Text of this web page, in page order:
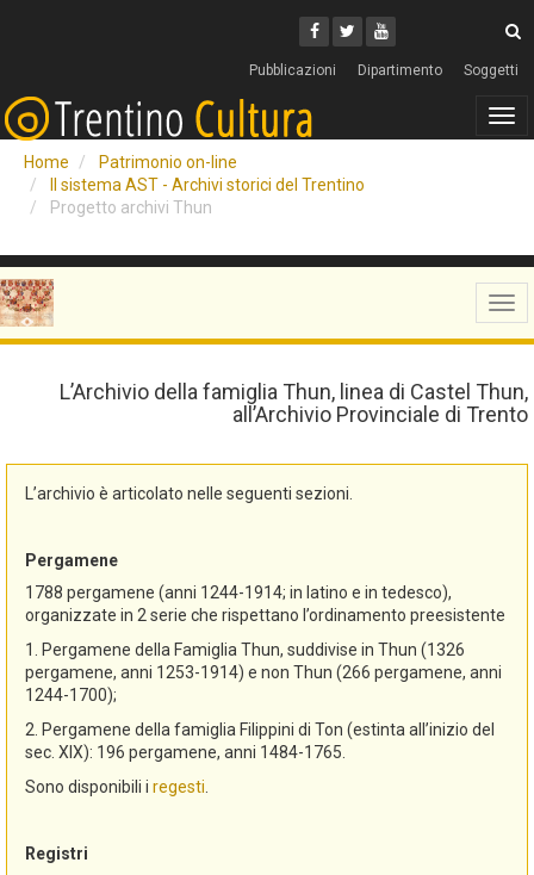
Facebook
Twitter
Youtube
Pubblicazioni Dipartimento Soggetti
Home
Patrimonio on-line
Il sistema AST - Archivi storici del Trentino
Progetto archivi Thun
L’Archivio della famiglia Thun, linea di Castel Thun,
all’Archivio Provinciale di Trento
L’archivio è articolato nelle seguenti sezioni.
Pergamene
1788 pergamene (anni 1244-1914; in latino e in tedesco),
organizzate in 2 serie che rispettano l’ordinamento preesistente
1. Pergamene della Famiglia Thun, suddivise in Thun (1326
pergamene, anni 1253-1914) e non Thun (266 pergamene, anni
1244-1700);
2. Pergamene della famiglia Filippini di Ton (estinta all’inizio del
sec. XIX): 196 pergamene, anni 1484-1765.
Sono disponibili i regesti
Registri